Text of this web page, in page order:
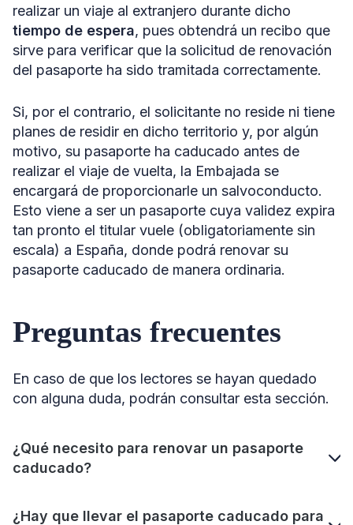
realizar un viaje al extranjero durante dicho
tiempo de espera, pues obtendrá un recibo que
sirve para verificar que la solicitud de renovación
del pasaporte ha sido tramitada correctamente.
Si, por el contrario, el solicitante no reside ni tiene
planes de residir en dicho territorio y, por algún
motivo, su pasaporte ha caducado antes de
realizar el viaje de vuelta, la Embajada se
encargará de proporcionarle un salvoconducto.
Esto viene a ser un pasaporte cuya validez expira
tan pronto el titular vuele (obligatoriamente sin
escala) a España, donde podrá renovar su
pasaporte caducado de manera ordinaria.
Preguntas frecuentes
En caso de que los lectores se hayan quedado
con alguna duda, podrán consultar esta sección.
¿Qué necesito para renovar un pasaporte
caducado?
¿Hay que llevar el pasaporte caducado para